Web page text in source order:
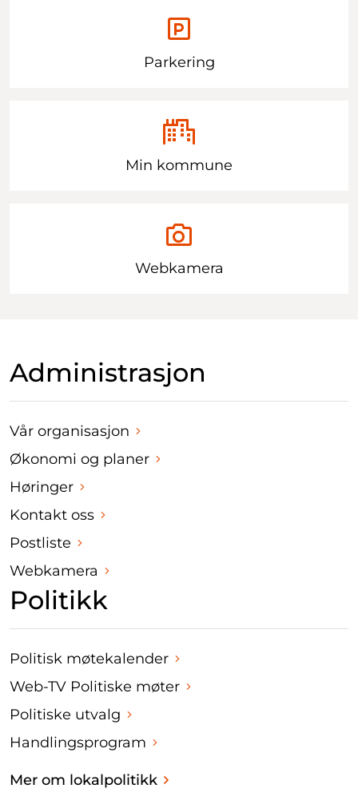
Parkering
Min kommune
Webkamera
Administrasjon
Vår organisasjon
Økonomi og planer
Høringer
Kontakt oss
Postliste
Webkamera
Politikk
Politisk møtekalender
Web-TV Politiske møter
Politiske utvalg
Handlingsprogram
Mer om lokalpolitikk